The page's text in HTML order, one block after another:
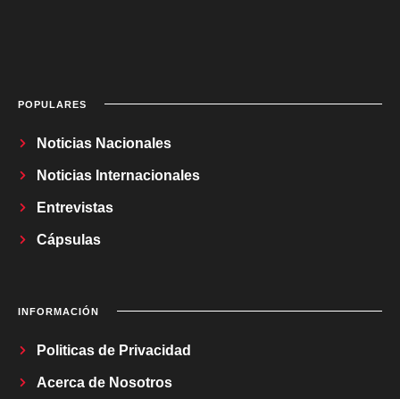
POPULARES
Noticias Nacionales
Noticias Internacionales
Entrevistas
Cápsulas
INFORMACIÓN
Politicas de Privacidad
Acerca de Nosotros